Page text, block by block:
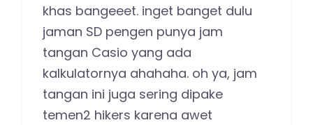
khas bangeeet. inget banget dulu
jaman SD pengen punya jam
tangan Casio yang ada
kalkulatornya ahahaha. oh ya, jam
tangan ini juga sering dipake
temen2 hikers karena awet